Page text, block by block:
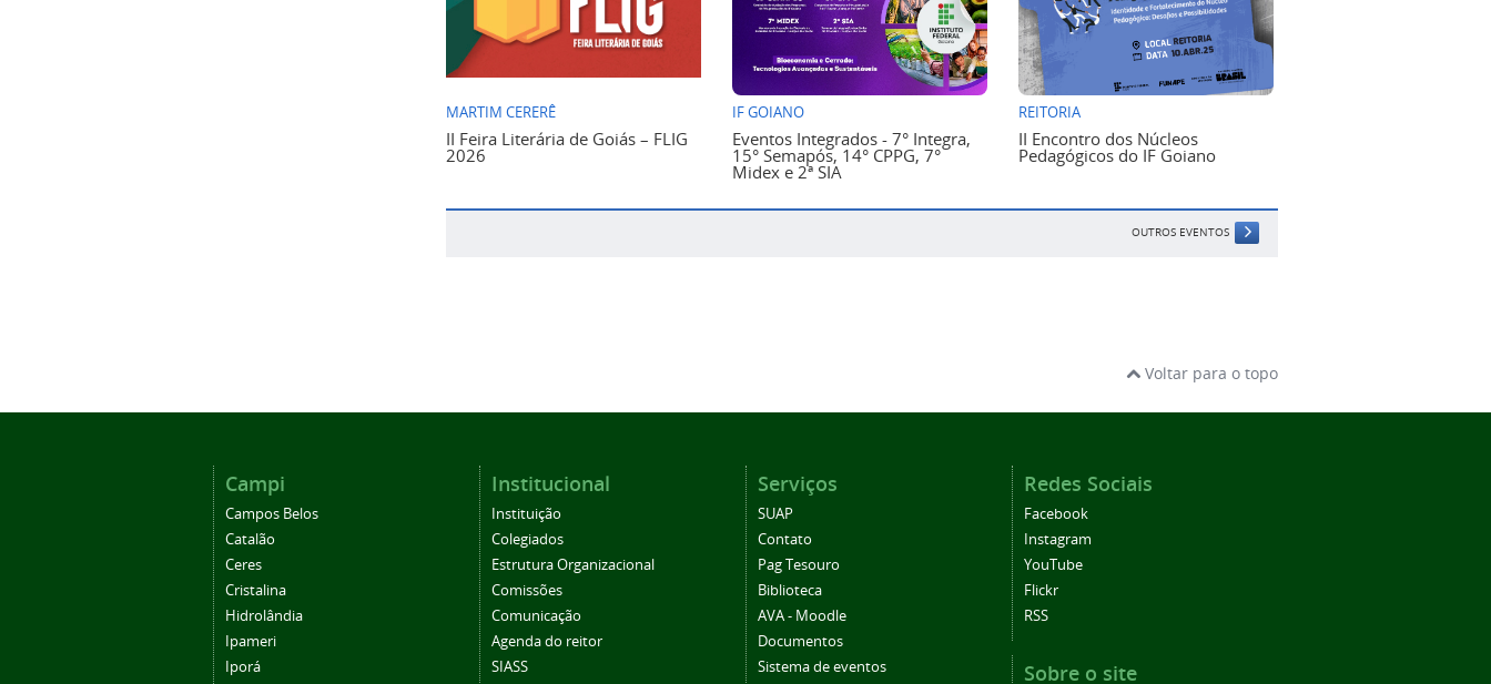
MARTIM CERERÊ
II Feira Literária de Goiás – FLIG
2026
IF GOIANO
Eventos Integrados - 7° Integra,
15° Semapós, 14° CPPG, 7°
Midex e 2ª SIA
REITORIA
II Encontro dos Núcleos
Pedagógicos do IF Goiano
OUTROS EVENTOS
Voltar para o topo
Campi
Campos Belos
Catalão
Ceres
Cristalina
Hidrolândia
Ipameri
Iporá
Institucional
Instituição
Colegiados
Estrutura Organizacional
Comissões
Comunicação
Agenda do reitor
SIASS
Serviços
SUAP
Contato
Pag Tesouro
Biblioteca
AVA - Moodle
Documentos
Sistema de eventos
Redes Sociais
Facebook
Instagram
YouTube
Flickr
RSS
Sobre o site